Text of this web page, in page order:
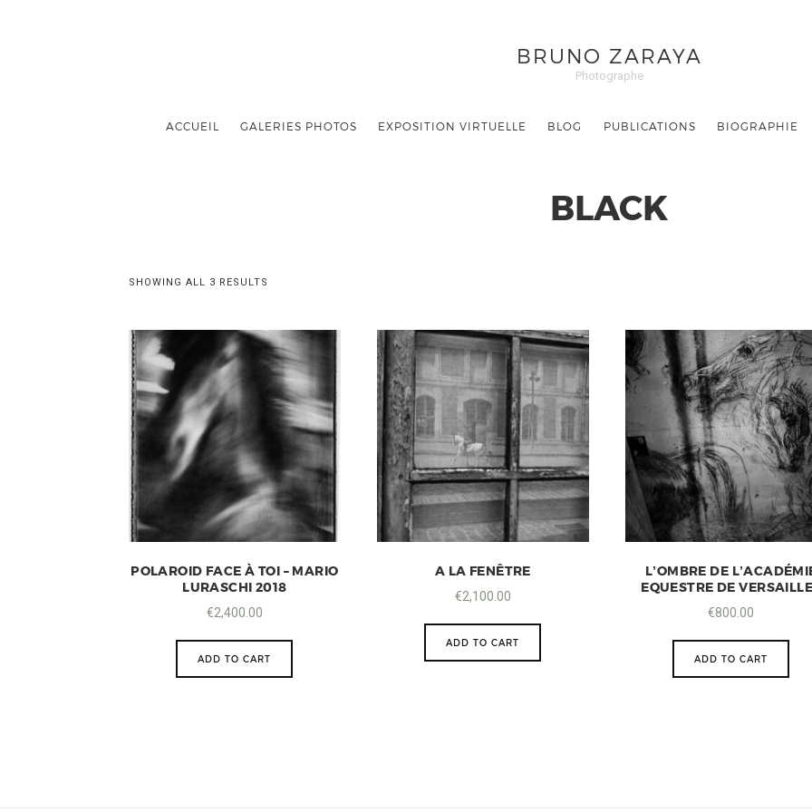
BRUNO ZARAYA
Photographe
ACCUEIL GALERIES PHOTOS EXPOSITION VIRTUELLE BLOG PUBLICATIONS BIOGRAPHIE
BLACK
SHOWING ALL 3 RESULTS
POLAROID FACE À TOI – MARIO
LURASCHI 2018
€2,400.00
ADD TO CART
A LA FENÊTRE
€2,100.00
ADD TO CART
L’OMBRE DE
EQUESTRE DE
€800.00
ADD TO CART